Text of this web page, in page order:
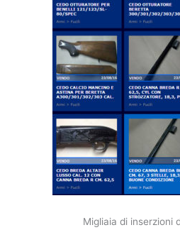
Migliaia di inserzioni